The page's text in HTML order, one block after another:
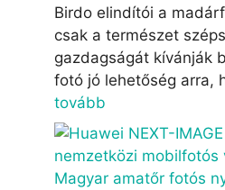
Birdo elindítói a
csak a természet
gazdagságát kívánják
fotó jó lehetőség arra,
tovább
Magyar amatőr fotós